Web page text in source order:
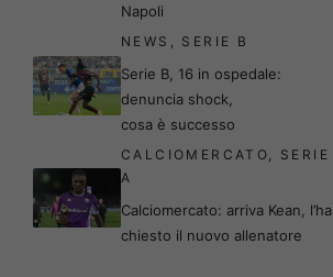
Napoli
NEWS SERIE B
Serie B, 16 in ospedale:
denuncia shock,
cosa è successo
CALCIOMERCATO
SERIE
A
Calciomercato: arriva Kean, l’ha
chiesto il nuovo allenatore